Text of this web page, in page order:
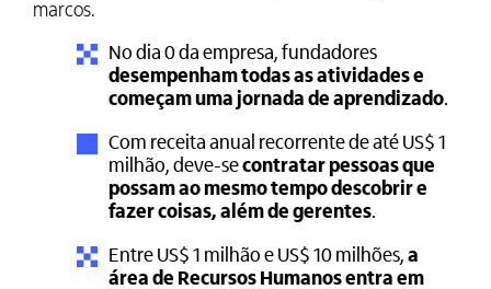
marcos.
No dia 0 da empresa, fundadores
desempenham todas as atividades e
começam uma jornada de aprendizado.
Com receita anual recorrente de até US$ 1
milhão, deve-secontratar pessoas que
possam ao mesmo tempo descobrir e
fazer coisas, além de gerentes.
Entre US$ 1 milhão e US$ 10 milhões, a
área de Recursos Humanos entra em